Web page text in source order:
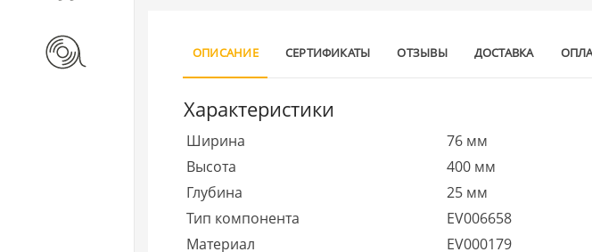
Расходные материалы
ОПИСАНИЕ СЕРТИФИКАТЫ ОТЗЫВЫ ДОСТАВКА
Характеристики
Ширина
76 мм
Высота
400 мм
Глубина
25 мм
Тип компонента
EV006658
Материал
EV000179